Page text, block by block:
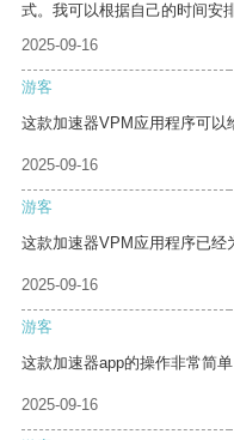
式。我可以根据自己的时间安
2025-09-16
游客
这款加速器VPM应用程序可以
2025-09-16
游客
这款加速器VPM应用程序已经
2025-09-16
游客
这款加速器app的操作非常简
2025-09-16